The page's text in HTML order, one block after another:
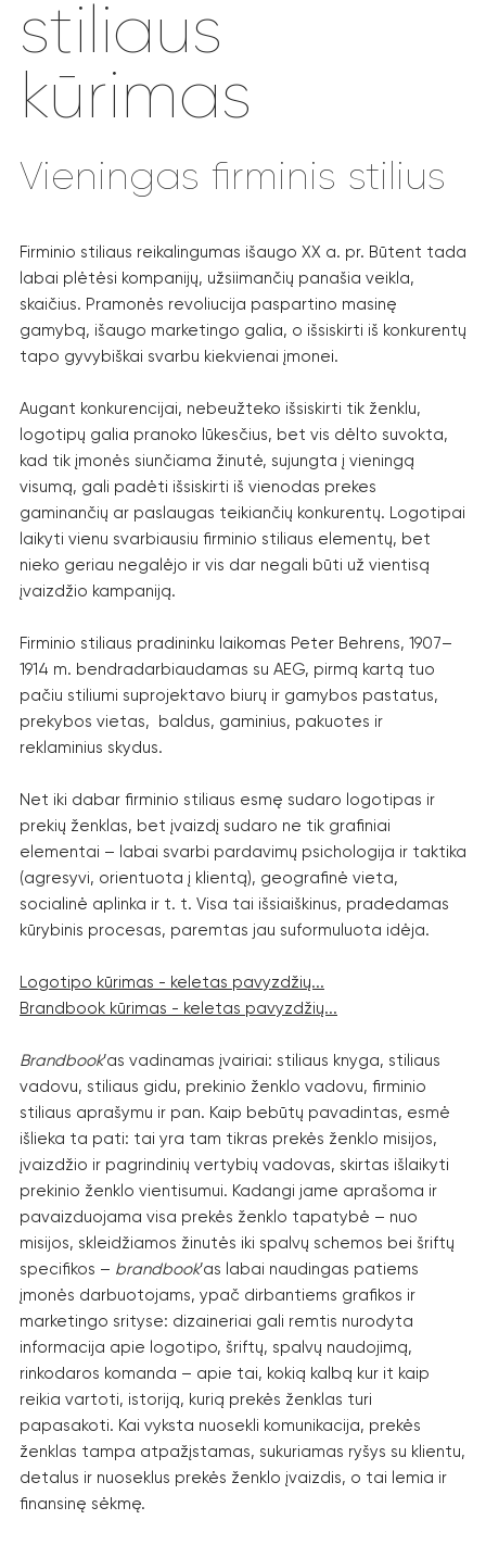
stiliaus
kūrimas
Vieningas firminis stilius
Firminio stiliaus reikalingumas išaugo XX a. pr. Būtent tada
labai plėtėsi kompanijų, užsiimančių panašia veikla,
skaičius. Pramonės revoliucija paspartino masinę
gamybą, išaugo marketingo galia, o išsiskirti iš konkurentų
tapo gyvybiškai svarbu kiekvienai įmonei.
Augant konkurencijai, nebeužteko išsiskirti tik ženklu,
logotipų galia pranoko lūkesčius, bet vis dėlto suvokta,
kad tik įmonės siunčiama žinutė, sujungta į vieningą
visumą, gali padėti išsiskirti iš vienodas prekes
gaminančių ar paslaugas teikiančių konkurentų. Logotipai
laikyti vienu svarbiausiu firminio stiliaus elementų, bet
nieko geriau negalėjo ir vis dar negali būti už vientisą
įvaizdžio kampaniją.
Firminio stiliaus pradininku laikomas Peter Behrens, 1907–
1914 m. bendradarbiaudamas su AEG, pirmą kartą tuo
pačiu stiliumi suprojektavo biurų ir gamybos pastatus,
prekybos vietas, baldus, gaminius, pakuotes ir
reklaminius skydus.
Net iki dabar firminio stiliaus esmę sudaro logotipas ir
prekių ženklas, bet įvaizdį sudaro ne tik grafiniai
elementai – labai svarbi pardavimų psichologija ir taktika
(agresyvi, orientuota į klientą), geografinė vieta,
socialinė aplinka ir t. t. Visa tai išsiaiškinus, pradedamas
kūrybinis procesas, paremtas jau suformuluota idėja.
Logotipo kūrimas - keletas pavyzdžių...
Brandbook kūrimas - keletas pavyzdžių...
Brandbook’as vadinamas įvairiai: stiliaus knyga, stiliaus
vadovu, stiliaus gidu, prekinio ženklo vadovu, firminio
stiliaus aprašymu ir pan. Kaip bebūtų pavadintas, esmė
išlieka ta pati: tai yra tam tikras prekės ženklo misijos,
įvaizdžio ir pagrindinių vertybių vadovas, skirtas išlaikyti
prekinio ženklo vientisumui. Kadangi jame aprašoma ir
pavaizduojama visa prekės ženklo tapatybė – nuo
misijos, skleidžiamos žinutės iki spalvų schemos bei šriftų
specifikos – brandbook’as labai naudingas patiems
įmonės darbuotojams, ypač dirbantiems grafikos ir
marketingo srityse: dizaineriai gali remtis nurodyta
informacija apie logotipo, šriftų, spalvų naudojimą,
rinkodaros komanda – apie tai, kokią kalbą kur it kaip
reikia vartoti, istoriją, kurią prekės ženklas turi
papasakoti. Kai vyksta nuosekli komunikacija, prekės
ženklas tampa atpažįstamas, sukuriamas ryšys su klientu,
detalus ir nuoseklus prekės ženklo įvaizdis, o tai lemia ir
finansinę sėkmę.